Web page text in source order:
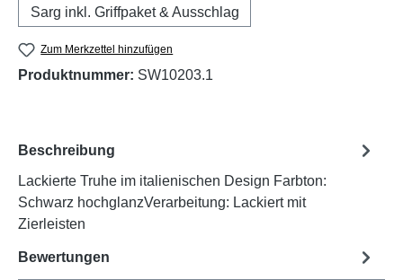
Sarg inkl. Griffpaket & Ausschlag
Zum Merkzettel hinzufügen
Produktnummer: SW10203.1
Beschreibung
Lackierte Truhe im italienischen Design Farbton:
Schwarz hochglanzVerarbeitung: Lackiert mit
Zierleisten
Bewertungen